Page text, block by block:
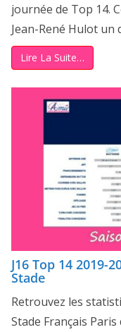
journée de Top 14.
Jean-René Hulot un
Lire La Suite…
J16 Top 14 2019-
Stade
Retrouvez les
Stade Français